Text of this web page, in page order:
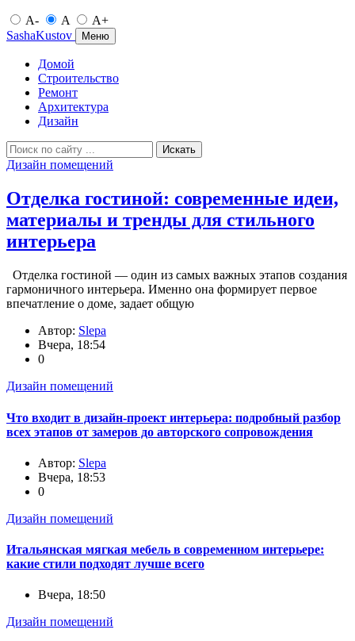
A- A
A+
SashaKustov
Меню
Домой
Строительство
Ремонт
Архитектура
Дизайн
Искать
Дизайн помещений
Отделка гостиной: современные идеи,
материалы и тренды для стильного
интерьера
Отделка гостиной — один из самых важных этапов создания
гармоничного интерьера. Именно она формирует первое
впечатление о доме, задает общую
Автор: Slepa
Вчера, 18:54
0
Дизайн помещений
Что входит в дизайн-проект интерьера: подробный разбор
всех этапов от замеров до авторского сопровождения
Автор: Slepa
Вчера, 18:53
0
Дизайн помещений
Итальянская мягкая мебель в современном интерьере:
какие стили подходят лучше всего
Вчера, 18:50
Дизайн помещений